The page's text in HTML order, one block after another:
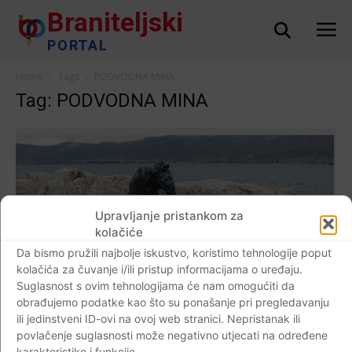
Upravljanje pristankom za
kolačiće
Da bismo pružili najbolje iskustvo, koristimo tehnologije poput
kolačića za čuvanje i/ili pristup informacijama o uređaju.
Suglasnost s ovim tehnologijama će nam omogućiti da
obrađujemo podatke kao što su ponašanje pri pregledavanju
ili jedinstveni ID-ovi na ovoj web stranici. Nepristanak ili
povlačenje suglasnosti može negativno utjecati na određene
Braniteljski
PORTAL
Tag: PODVODNA MINA
AKTUALNO
Na današnji dan potopljen je jedini hrvatski
ratni brod. Poginula su dva diverzanta,